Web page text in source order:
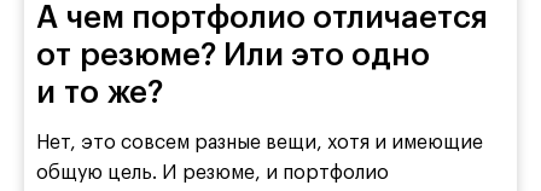
А чем портфолио отличается
от резюме? Или это одно
и то же?
Нет, это совсем разные вещи, хотя и имеющие
общую цель. И резюме, и портфолио